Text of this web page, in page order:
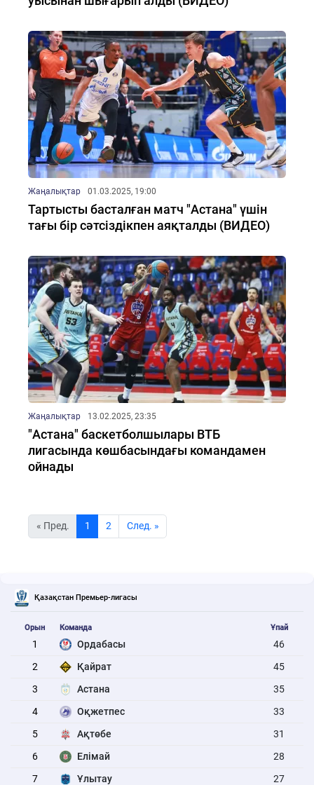
Жаңалықтар 01.03.2025, 19:00
Тартысты басталған матч "Астана" үшін
тағы бір сәтсіздікпен аяқталды (ВИДЕО)
Жаңалықтар 13.02.2025, 23:35
"Астана" баскетболшылары ВТБ
лигасында көшбасындағы командамен
ойнады
« Пред. 1 2 Cлед. »
Қазақстан Премьер-лигасы
Орын Команда Ұпай
1 Ордабасы
46
2
Қайрат
45
3
Астана
35
4
Оқжетпес
33
5
Ақтөбе
31
6
Елімай
28
7
Ұлытау
27